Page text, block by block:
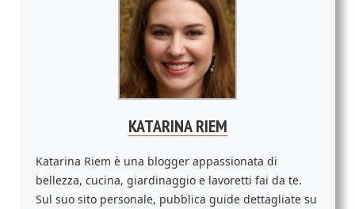
KATARINA RIEM
Katarina Riem è una blogger appassionata di
bellezza, cucina, giardinaggio e lavoretti fai da te.
Sul suo sito personale, pubblica guide dettagliate su